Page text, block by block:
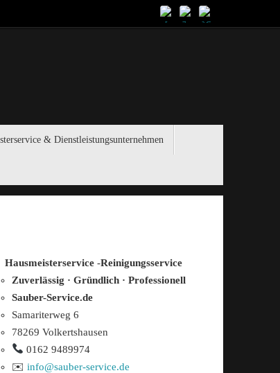
& Dienstleistungsunternehmen
Hausmeisterservice -Reinigungsservice
Zuverlässig · Gründlich · Professionell
Sauber-Service.de
Samariterweg 6
78269 Volkertshausen
0162 9489974
✉️ info@sauber-service.de